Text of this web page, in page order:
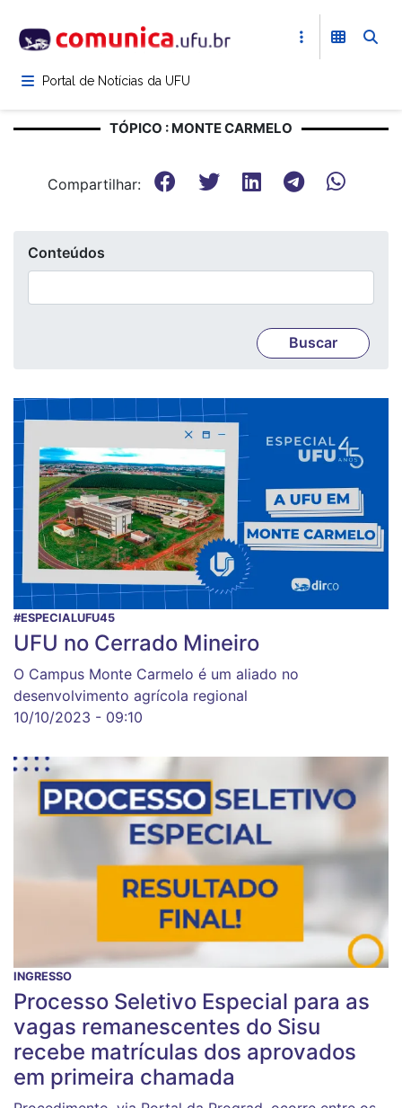
para
conteúdoPortal de Notícias da UFU
TÓPICO : MONTE CARMELO
Compartilhar:
Conteúdos
#ESPECIALUFU45
UFU no Cerrado Mineiro
O Campus Monte Carmelo é um aliado no
desenvolvimento agrícola regional
10/10/2023 - 09:10
INGRESSO
Processo Seletivo Especial para as
vagas remanescentes do Sisu
recebe matrículas dos aprovados
em primeira chamada